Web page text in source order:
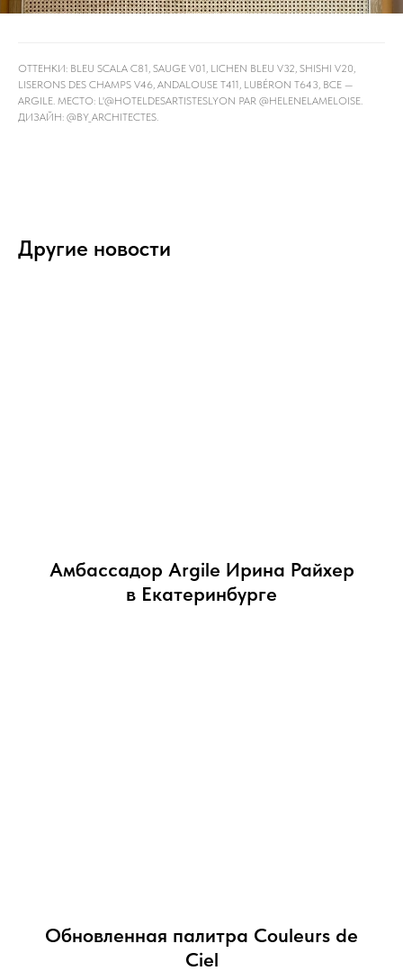
ОТТЕНКИ: BLEU SCALA C81, SAUGE V01, LICHEN BLEU V32, SHISHI V20,
LISERONS DES CHAMPS V46, ANDALOUSE T411, LUBÉRON T643, ВСЕ —
ARGILE. МЕСТО: L'@HOTELDESARTISTESLYON PAR @HELENELAMELOISE.
ДИЗАЙН: @BY_ARCHITECTES.
Другие новости
Амбассадор Argile Ирина Райхер
в Екатеринбурге
Обновленная палитра Couleurs de
Ciel